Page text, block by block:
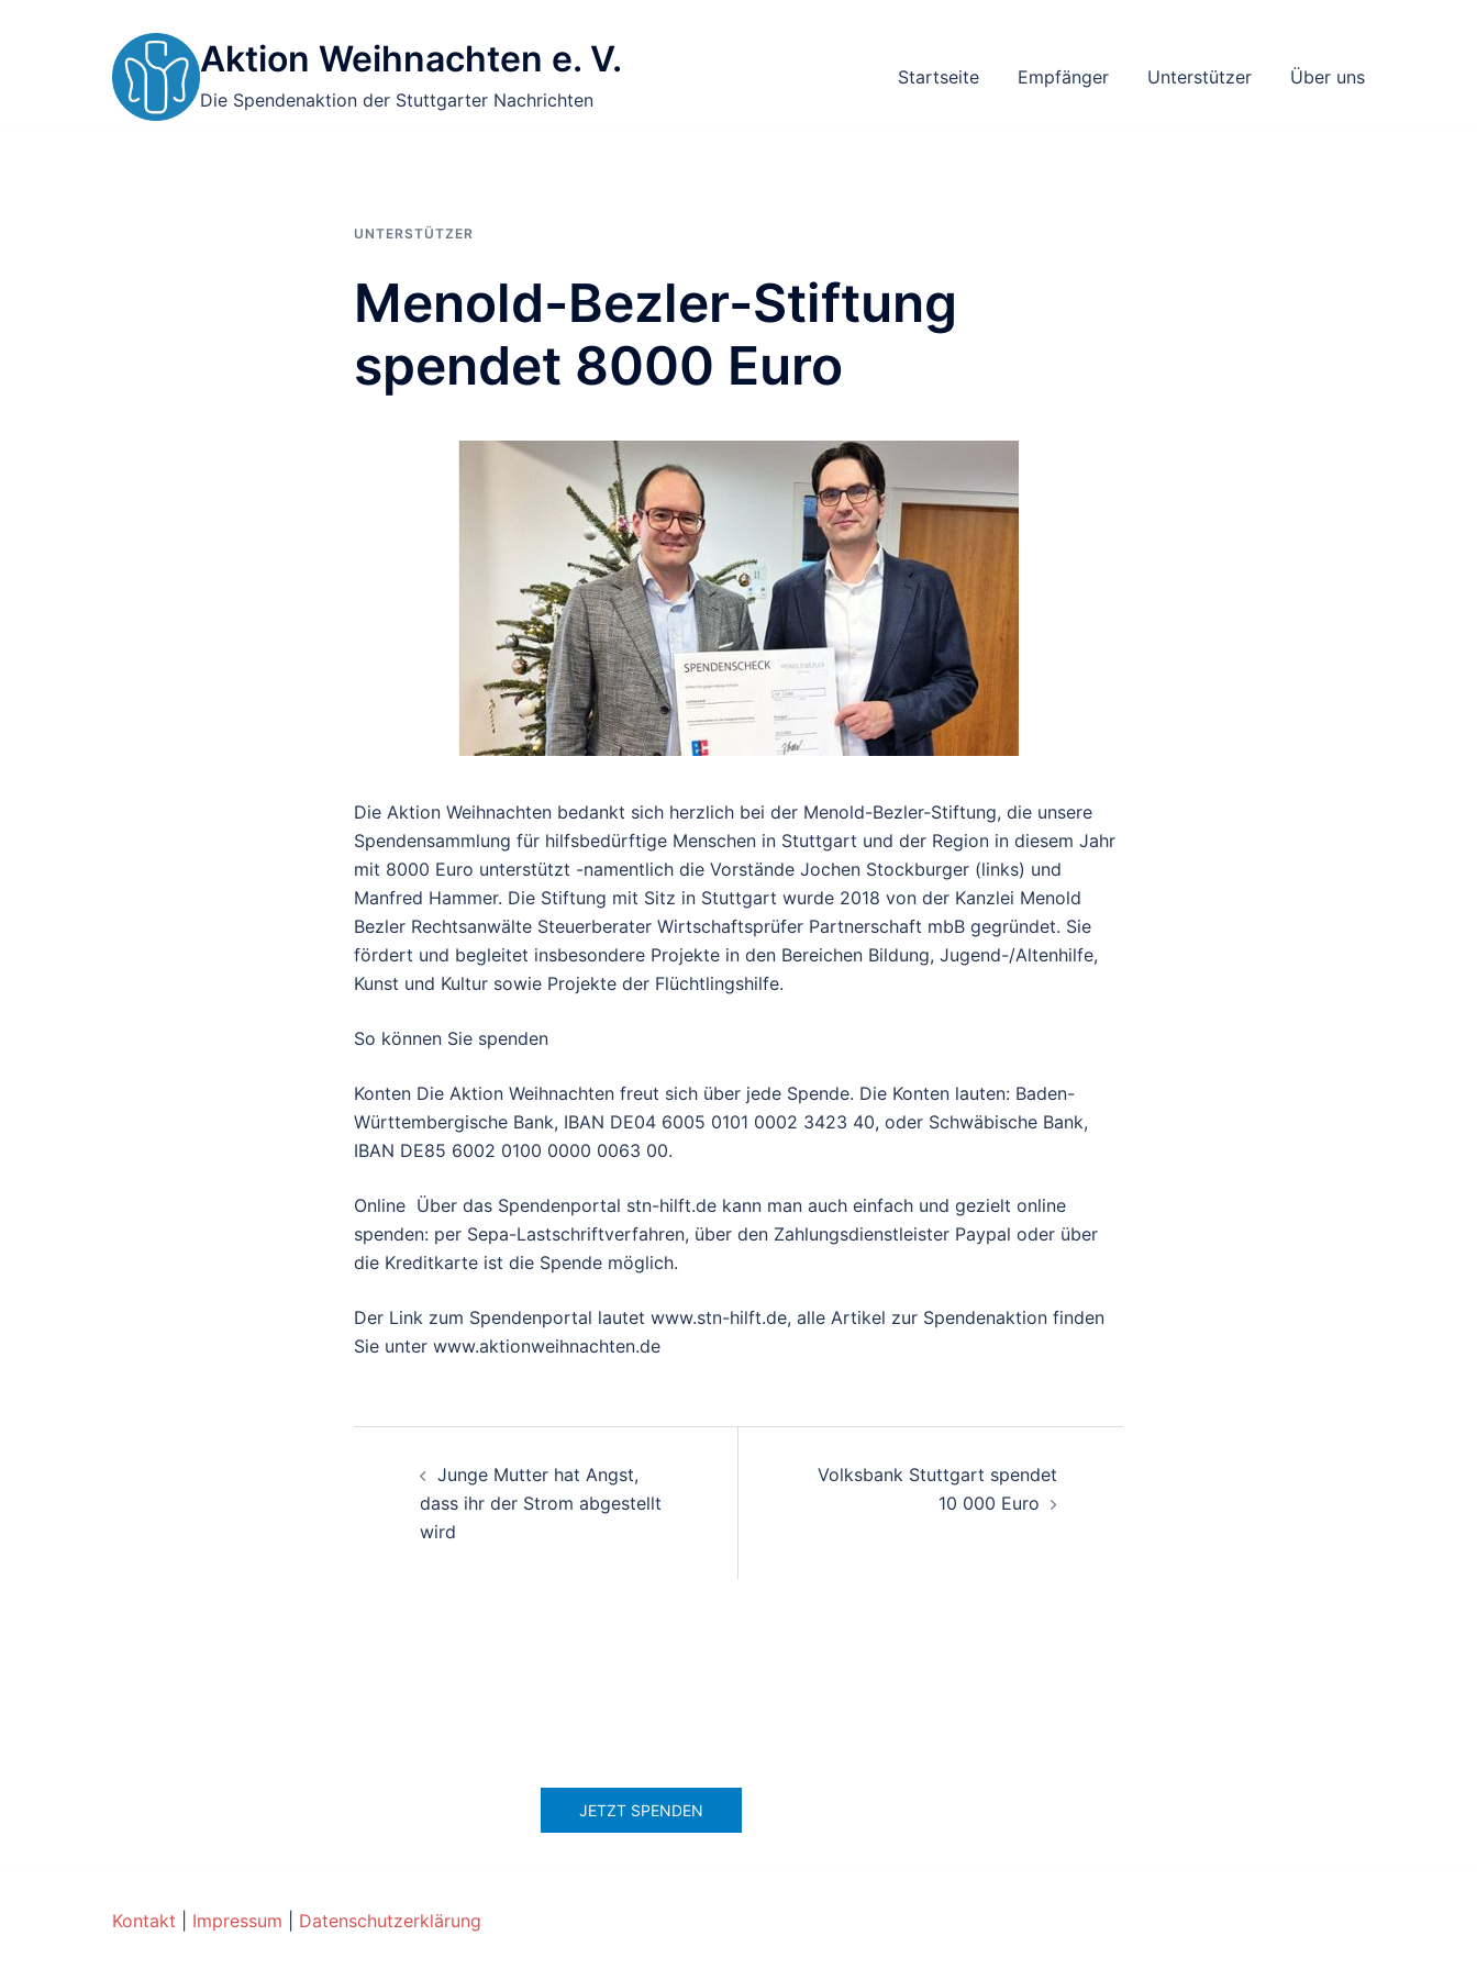
Aktion Weihnachten e. V.
Die Spendenaktion der Stuttgarter Nachrichten
Startseite Empfänger Unterstützer Über uns
UNTERSTÜTZER
Menold-Bezler-Stiftung
spendet 8000 Euro
Die Aktion Weihnachten bedankt sich herzlich bei der Menold-Bezler-Stiftung, die unsere
Spendensammlung für hilfsbedürftige Menschen in Stuttgart und der Region in diesem Jahr
mit 8000 Euro unterstützt -namentlich die Vorstände Jochen Stockburger (links) und
Manfred Hammer. Die Stiftung mit Sitz in Stuttgart wurde 2018 von der Kanzlei Menold
Bezler Rechtsanwälte Steuerberater Wirtschaftsprüfer Partnerschaft mbB gegründet. Sie
fördert und begleitet insbesondere Projekte in den Bereichen Bildung, Jugend-/Altenhilfe,
Kunst und Kultur sowie Projekte der Flüchtlingshilfe.
So können Sie spenden
Konten Die Aktion Weihnachten freut sich über jede Spende. Die Konten lauten: Baden-
Württembergische Bank, IBAN DE04 6005 0101 0002 3423 40, oder Schwäbische Bank,
IBAN DE85 6002 0100 0000 0063 00.
Online Über das Spendenportal stn-hilft.de kann man auch einfach und gezielt online
spenden: per Sepa-Lastschriftverfahren, über den Zahlungsdienstleister Paypal oder über
die Kreditkarte ist die Spende möglich.
Der Link zum Spendenportal lautet www.stn-hilft.de, alle Artikel zur Spendenaktion finden
Sie unter www.aktionweihnachten.de
Junge Mutter hat Angst,
dass ihr der Strom abgestellt
wird
Volksbank Stuttgart spendet
10 000 Euro
JETZT SPENDEN
Kontakt Impressum Datenschutzerklärung